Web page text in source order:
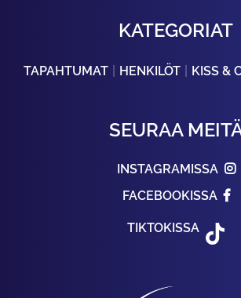
KATEGORIAT
TAPAHTUMAT HENKILÖT KISS &
SEURAA
INSTAGRAMISSA
FACEBOOKISSA
TIKTOKISSA